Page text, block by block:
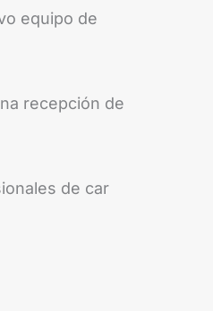
equipo de
recepción de
de car